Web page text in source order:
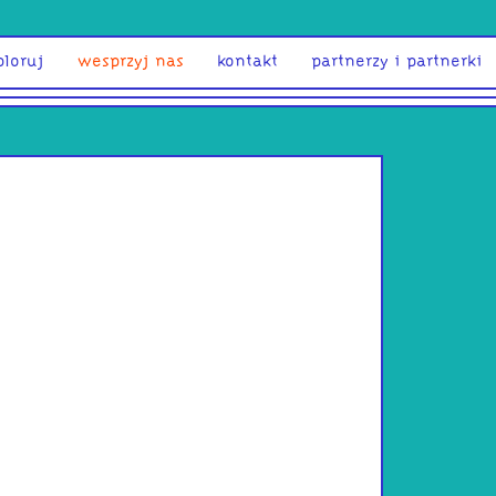
wesprzyj nas kontakt partnerzy i partnerki